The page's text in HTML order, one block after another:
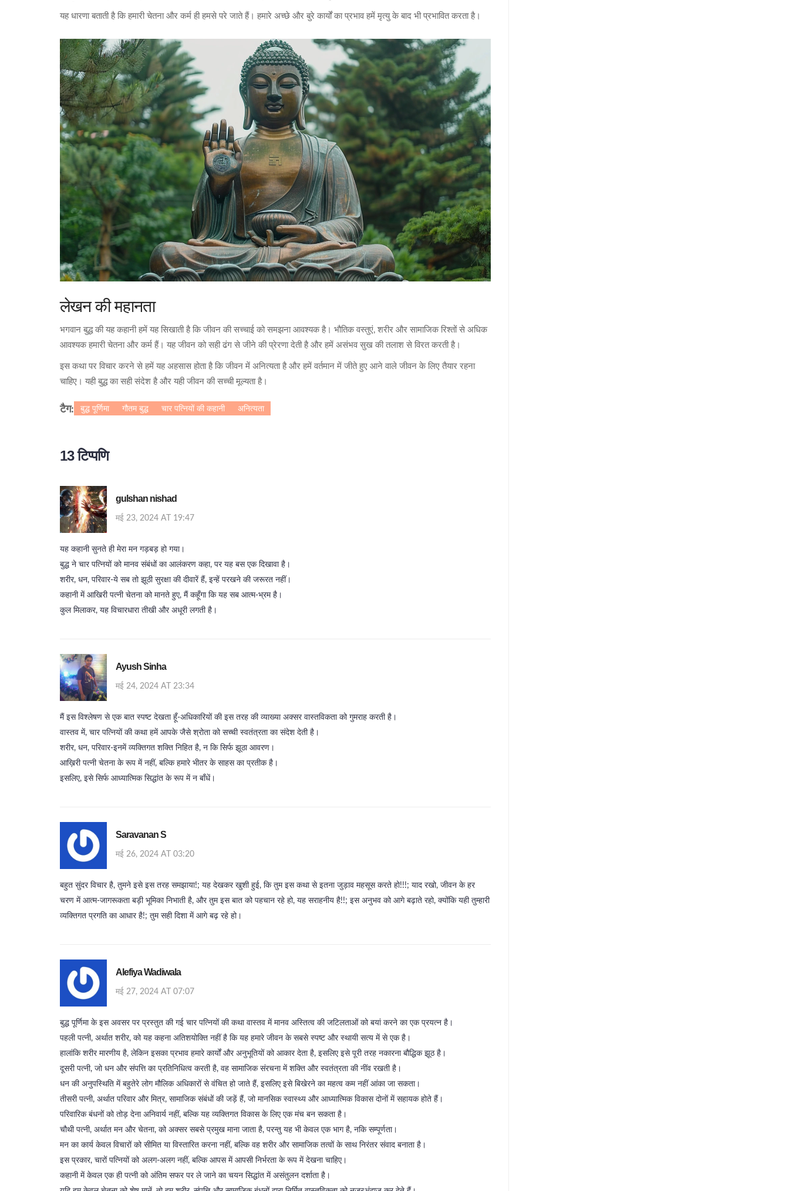
यह धारणा बताती है कि हमारी चेतना और कर्म ही हमसे परे जाते हैं। हमारे अच्छे और बुरे कार्यों का प्रभाव हमें मृत्यु के बाद भी प्रभावित करता है।
लेखन की महानता
भगवान बुद्ध की यह कहानी हमें यह सिखाती है कि जीवन की सच्चाई को समझना आवश्यक है। भौतिक वस्तुएं, शरीर और सामाजिक रिश्तों से अधिक
आवश्यक हमारी चेतना और कर्म हैं। यह जीवन को सही ढंग से जीने की प्रेरणा देती है और हमें असंभव सुख की तलाश से विरत करती है।
इस कथा पर विचार करने से हमें यह अहसास होता है कि जीवन में अनित्यता है और हमें वर्तमान में जीते हुए आने वाले जीवन के लिए तैयार रहना
चाहिए। यही बुद्ध का सही संदेश है और यही जीवन की सच्ची मूल्यता है।
टैग: बुद्ध पूर्णिमा गौतम बुद्ध चार पत्नियों की कहानी अनित्यता
13 टिप्पणि
gulshan nishad
मई 23, 2024 AT 19:47
यह कहानी सुनते ही मेरा मन गड़बड़ हो गया।
बुद्ध ने चार पत्नियों को मानव संबंधों का आलंकरण कहा, पर यह बस एक दिखावा है।
शरीर, धन, परिवार-ये सब तो झूठी सुरक्षा की दीवारें हैं, इन्हें परखने की जरूरत नहीं।
कहानी में आखिरी पत्नी चेतना को मानते हुए, मैं कहूँगा कि यह सब आत्म‑भ्रम है।
कुल मिलाकर, यह विचारधारा तीखी और अधूरी लगती है।
Ayush Sinha
मई 24, 2024 AT 23:34
मैं इस विश्लेषण से एक बात स्पष्ट देखता हूँ-अधिकारियों की इस तरह की व्याख्या अक्सर वास्तविकता को गुमराह करती है।
वास्तव में, चार पत्नियों की कथा हमें आपके जैसे श्रोता को सच्ची स्वतंत्रता का संदेश देती है।
शरीर, धन, परिवार-इनमें व्यक्तिगत शक्ति निहित है, न कि सिर्फ झूठा आवरण।
आख़िरी पत्नी चेतना के रूप में नहीं, बल्कि हमारे भीतर के साहस का प्रतीक है।
इसलिए, इसे सिर्फ आध्यात्मिक सिद्धांत के रूप में न बाँधें।
Saravanan S
मई 26, 2024 AT 03:20
बहुत सुंदर विचार है, तुमने इसे इस तरह समझाया!; यह देखकर खुशी हुई, कि तुम इस कथा से इतना जुड़ाव महसूस करते हो!!!; याद रखो, जीवन के हर
चरण में आत्म‑जागरूकता बड़ी भूमिका निभाती है, और तुम इस बात को पहचान रहे हो, यह सराहनीय है!!; इस अनुभव को आगे बढ़ाते रहो, क्योंकि यही तुम्हारी
व्यक्तिगत प्रगति का आधार है!; तुम सही दिशा में आगे बढ़ रहे हो।
Alefiya Wadiwala
मई 27, 2024 AT 07:07
बुद्ध पूर्णिमा के इस अवसर पर प्रस्तुत की गई चार पत्नियों की कथा वास्तव में मानव अस्तित्व की जटिलताओं को बयां करने का एक प्रयत्न है।
पहली पत्नी, अर्थात शरीर, को यह कहना अतिशयोक्ति नहीं है कि यह हमारे जीवन के सबसे स्पष्ट और स्थायी सत्य में से एक है।
हालांकि शरीर मारणीय है, लेकिन इसका प्रभाव हमारे कार्यों और अनुभूतियों को आकार देता है, इसलिए इसे पूरी तरह नकारना बौद्धिक झूठ है।
दूसरी पत्नी, जो धन और संपत्ति का प्रतिनिधित्व करती है, वह सामाजिक संरचना में शक्ति और स्वतंत्रता की नींव रखती है।
धन की अनुपस्थिति में बहुतेरे लोग मौलिक अधिकारों से वंचित हो जाते हैं, इसलिए इसे बिखेरने का महत्व कम नहीं आंका जा सकता।
तीसरी पत्नी, अर्थात परिवार और मित्र, सामाजिक संबंधों की जड़ें हैं, जो मानसिक स्वास्थ्य और आध्यात्मिक विकास दोनों में सहायक होते हैं।
परिवारिक बंधनों को तोड़ देना अनिवार्य नहीं, बल्कि यह व्यक्तिगत विकास के लिए एक मंच बन सकता है।
चौथी पत्नी, अर्थात मन और चेतना, को अक्सर सबसे प्रमुख माना जाता है, परन्तु यह भी केवल एक भाग है, नकि सम्पूर्णता।
मन का कार्य केवल विचारों को सीमित या विस्तारित करना नहीं, बल्कि वह शरीर और सामाजिक तत्वों के साथ निरंतर संवाद बनाता है।
इस प्रकार, चारों पत्नियों को अलग-अलग नहीं, बल्कि आपस में आपसी निर्भरता के रूप में देखना चाहिए।
कहानी में केवल एक ही पत्नी को अंतिम सफर पर ले जाने का चयन सिद्धांत में असंतुलन दर्शाता है।